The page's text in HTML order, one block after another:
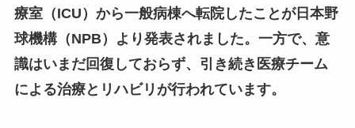
療室（ICU）から一般病棟へ転院したことが日本野
球機構（NPB）より発表されました。一方で、意
識はいまだ回復しておらず、引き続き医療チーム
による治療とリハビリが行われています。